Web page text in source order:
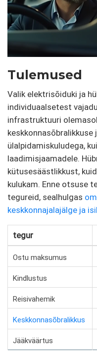
Tulemused
Valik elektrisõiduki ja
individuaalsetest
infrastruktuuri
keskkonnasõbralikkuse
ülalpidamiskuludega,
laadimisjaamadele.
kütusesäästlikkust,
kulukam. Enne otsuse
tegureid, sealhulgas
keskkonnajalajälge ja
tegur
Ostu maksumus
Kindlustus
Reisivahemik
Keskkonnasõbralikkus
Jääkväärtus